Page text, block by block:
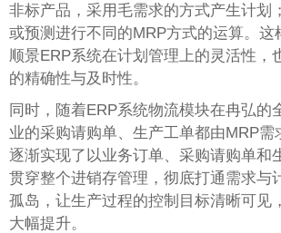
非标产品，采用毛需求的方式产生计划
或预测进行不同的MRP方式的运算。这
顺景ERP系统在计划管理上的灵活性，
的精确性与及时性。
同时，随着ERP系统物流模块在冉弘的
业的采购请购单、生产工单都由MRP需
逐渐实现了以业务订单、采购请购单和
贯穿整个进销存管理，彻底打通需求与
孤岛，让生产过程的控制目标清晰可见
大幅提升。